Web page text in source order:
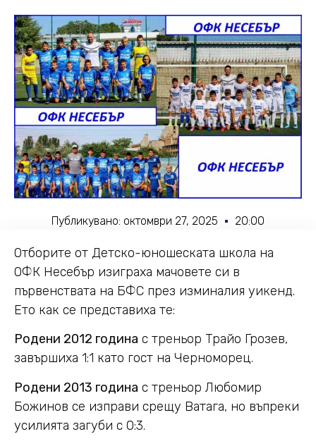
Публикувано: октомври 27, 2025 20:00
Отборите от Детско-юношеската школа на
ОФК Несебър изиграха мачовете си в
първенствата на БФС през изминалия уикенд.
Ето как се представиха те:
Родени 2012 година с треньор Трайо Грозев,
завършиха 1:1 като гост на Черноморец.
Родени 2013 година с треньор Любомир
Божинов се изправи срещу Ватага, но въпреки
усилията загуби с 0:3.